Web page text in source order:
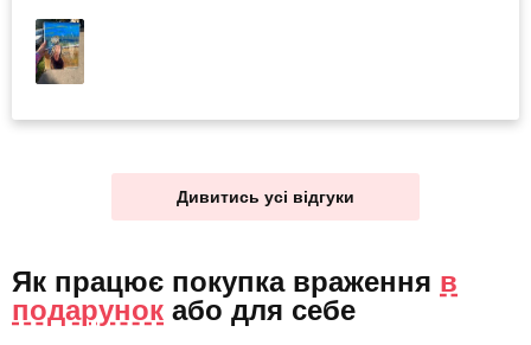
Дивитись усі відгуки
Як працює покупка враження в
подарунок або для себе